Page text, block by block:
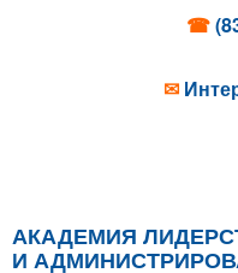
☎
✉
АКАДЕМИЯ
И